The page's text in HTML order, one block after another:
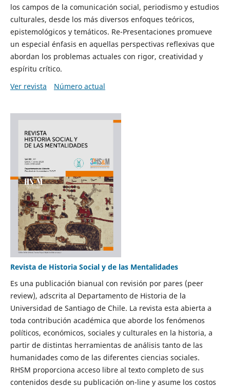
los campos de la comunicación social, periodismo y estudios
culturales, desde los más diversos enfoques teóricos,
epistemológicos y temáticos. Re-Presentaciones promueve
un especial énfasis en aquellas perspectivas reflexivas que
abordan los problemas actuales con rigor, creatividad y
espíritu crítico.
Ver revista
Número actual
Revista de Historia Social y de las Mentalidades
Es una publicación bianual con revisión por pares (peer
review), adscrita al Departamento de Historia de la
Universidad de Santiago de Chile. La revista esta abierta a
toda contribución académica que aborde los fenómenos
políticos, económicos, sociales y culturales en la historia, a
partir de distintas herramientas de análisis tanto de las
humanidades como de las diferentes ciencias sociales.
RHSM proporciona acceso libre al texto completo de sus
contenidos desde su publicación on-line y asume los costos